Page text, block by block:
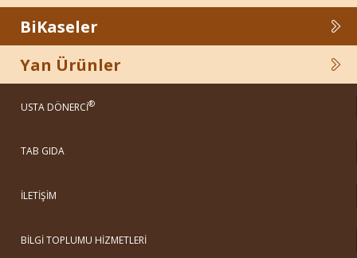
BiKaseler
Yan Ürünler
USTA DÖNERCİ®
TAB GIDA
İLETİŞİM
BİLGİ TOPLUMU HİZMETLERİ